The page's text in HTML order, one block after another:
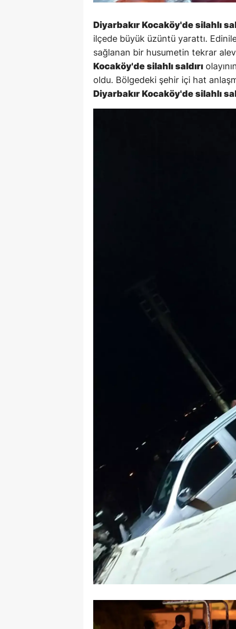
Diyarbakır Kocaköy'de silahlı
ilçede büyük üzüntü yarattı.
sağlanan bir husumetin tekrar
Kocaköy'de silahlı saldırı
oldu. Bölgedeki şehir içi hat
Diyarbakır Kocaköy'de silahlı